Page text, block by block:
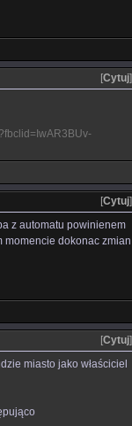
[Cytuj]
[Cytuj]
z automatu powinienem
momencie dokonac zmian
[Cytuj]
miasto jako właściciel